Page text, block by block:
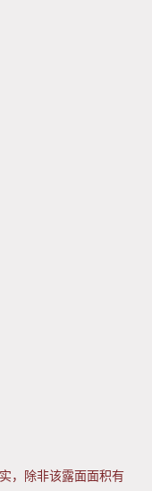
，除非该露面面积有